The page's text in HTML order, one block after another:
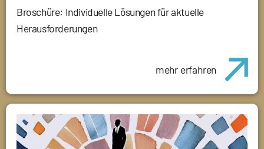
Broschüre: Individuelle Lösungen für aktuelle
Herausforderungen
mehr erfahren